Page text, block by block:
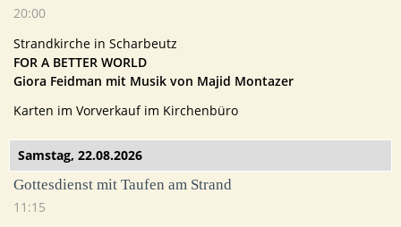
20:00
Strandkirche in Scharbeutz
FOR A BETTER WORLD
Giora Feidman mit Musik von Majid Montazer
Karten im Vorverkauf im Kirchenbüro
Samstag, 22.08.2026
Gottesdienst mit Taufen am Strand
11:15